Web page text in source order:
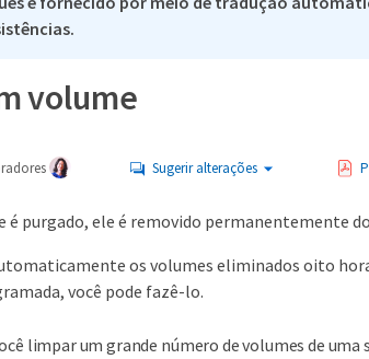
volume
Sugerir alterações
é purgado, ele é removido permanentemente
os volumes eliminados oito
você pode fazê-lo.
limpar um grande número de volumes de